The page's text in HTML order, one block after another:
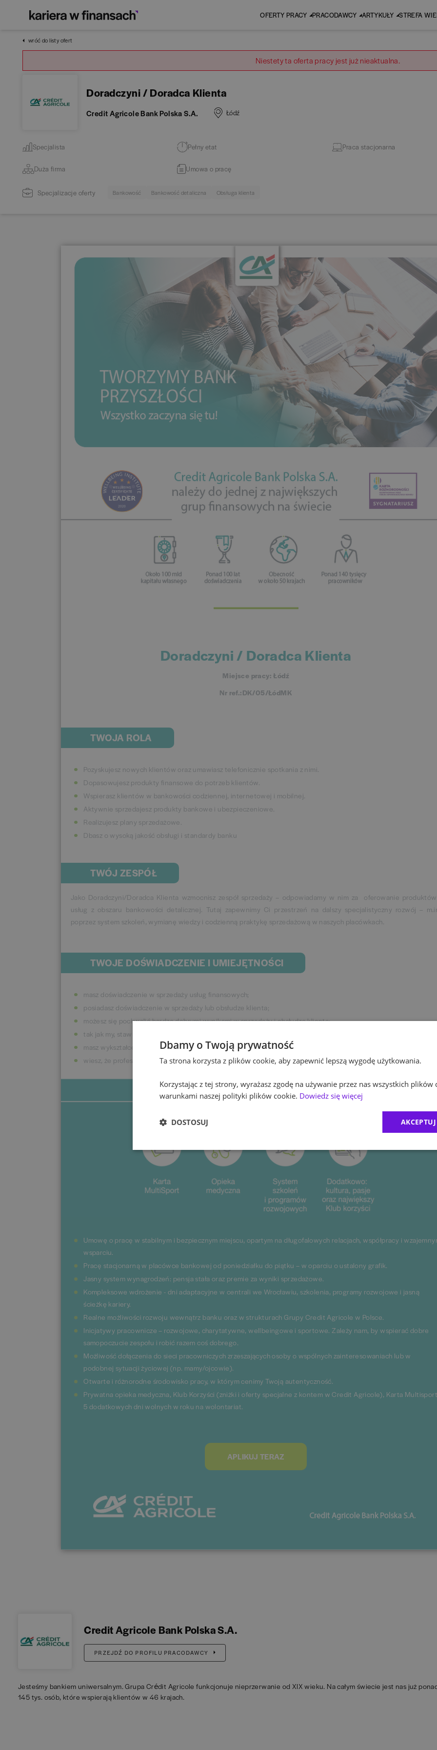
OFERTY PRACY PRACODAWCY ARTYKUŁY STREFA
wróć do listy ofert
Niestety ta oferta pracy jest już nieaktualna.
Doradczyni / Doradca Klienta
Credit Agricole Bank Polska S.A. Łódź
Specjalista Pełny etat Praca stacjonarna
Duża firma Umowa o pracę
Specjalizacje oferty Bankowość Bankowość detaliczna Obsługa klienta
Doradczyni / Doradca Klienta
Miejsce pracy: Łódź
Nr ref.:DK/05/ŁódMK
TWOJA ROLA
Pozyskujesz nowych klientów oraz umawiasz telefonicznie spotkania z nimi.
Dopasowujesz produkty finansowe do potrzeb klientów.
Wspierasz klientów w bankowości codziennej, internetowej i mobilnej.
Aktywnie sprzedajesz produkty bankowe i ubezpieczeniowe.
Realizujesz plany sprzedażowe.
Dbasz o wysoką jakość obsługi i standardy banku
TWÓJ ZESPÓŁ
Jako Doradczyni/Doradca Klienta wzmocnisz zespół sprzedaży – odpowiadamy w nim za oferowanie
usług z obszaru bankowości detalicznej. Tutaj zapewnimy Ci przestrzeń na dalszy specjalistyczny rozwój –
poprzez system szkoleń, wymianę wiedzy i codzienną praktykę sprzedażową w naszych placówkach.
TWOJE DOŚWIADCZENIE I UMIEJĘTNOŚCI
masz doświadczenie w sprzedaży usług finansowych;
posiadasz doświadczenie w sprzedaży lub obsłudze klienta;
możesz się pochwalić bardzo dobrymi wynikami w sprzedaży i obsłudze klienta;
tak jak my, stawiasz na pracę zespołową i dobrze się w niej czujesz;
masz wykształcenie średnie lub wyższe;
wiesz, że profesjonalny strój wspiera budowanie relacji z klientami i stosujesz się do zasad dress code w
Umowę o pracę w stabilnym i bezpiecznym miejscu, opartym na długofalowych relacjach, współpracy i
wsparciu.
Pracę stacjonarną w placówce bankowej od poniedziałku do piątku – w oparciu o ustalony grafik.
Jasny system wynagrodzeń: pensja stała oraz premie za wyniki sprzedażowe.
Kompleksowe wdrożenie - dni adaptacyjne w centrali we Wrocławiu, szkolenia, programy rozwojowe i jasną
ścieżkę kariery.
Realne możliwości rozwoju wewnątrz banku oraz w strukturach Grupy Credit Agricole w Polsce.
Inicjatywy pracownicze – rozwojowe, charytatywne, wellbeingowe i sportowe. Zależy nam, by wspierać dobre
samopoczucie zespołu i robić razem coś dobrego.
Możliwość dołączenia do sieci pracowniczych zrzeszających osoby o wspólnych zainteresowaniach lub w
podobnej sytuacji życiowej (np. mamy/ojcowie).
Otwarte i różnorodne środowisko pracy, w którym cenimy Twoją autentyczność.
Prywatna opieka medyczna, Klub Korzyści (zniżki i oferty specjalne z kontem w Credit Agricole), Karta
5 dodatkowych dni wolnych w roku na wolontariat.
APLIKUJ TERAZ
Credit Agricole Bank Polska S.A.
PRZEJDŹ DO PROFILU PRACODAWCY
Jesteśmy bankiem uniwersalnym. Grupa Crédit Agricole funkcjonuje nieprzerwanie od XIX wieku. Na całym świecie jest nas już
145 tys. osób, które wspierają klientów w 46 krajach.
Dbamy o Twoją prywatność
Ta strona korzysta z plików cookie, aby zapewnić lepszą wygodę użytkowania.
Korzystając z tej strony, wyrażasz zgodę na używanie przez nas wszystkich plików
warunkami naszej polityki plików cookie. Dowiedz się więcej
DOSTOSUJ